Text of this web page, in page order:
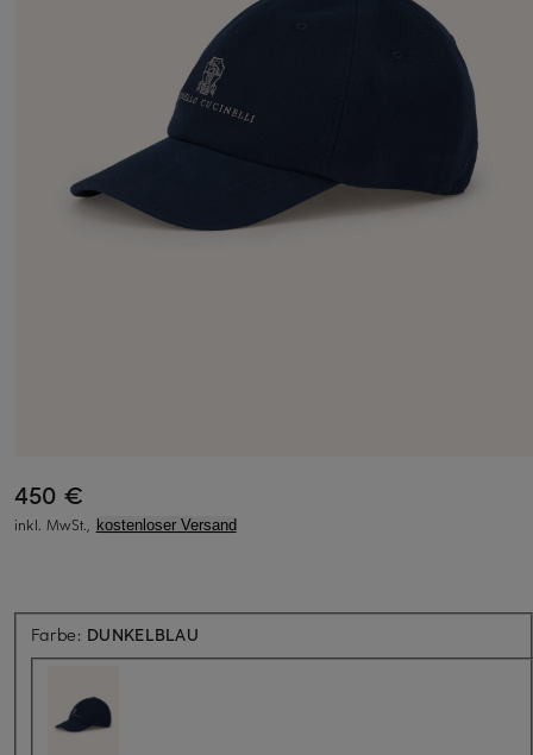
450 €
inkl. MwSt., kostenloser Versand
Farbe: DUNKELBLAU